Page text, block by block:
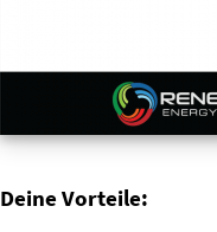
Deine Vorteile: